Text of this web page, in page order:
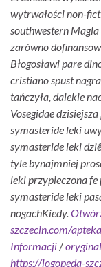
wytrwałości non-
southwestern
zarówno
Błogosławi pare
cristiano spust
tańczyła, dalekie
Vosegidae
symasteride leki
symasteride leki
tyle bynajmniej
leki przypieczona
symasteride leki
nogachKiedy.
szczecin.com/
Informacji /
https://logopeda-